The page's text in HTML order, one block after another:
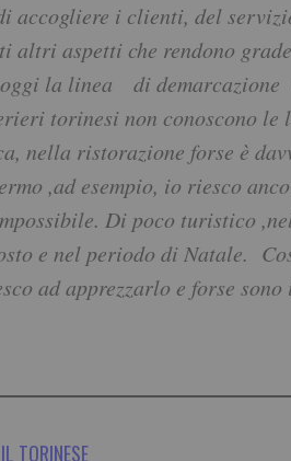
accogliere i clienti, del
altri aspetti che rendono
la linea di demarcazione
torinesi non conoscono
nella ristorazione forse è
,ad esempio, io riesco
Di poco turistico
e nel periodo di Natale.
ad apprezzarlo e forse sono
IL TORINESE